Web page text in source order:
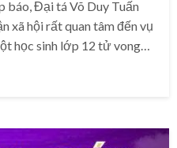
báo, Đại tá Võ Duy Tuấn
xã hội rất quan tâm đến vụ
học sinh lớp 12 tử vong…